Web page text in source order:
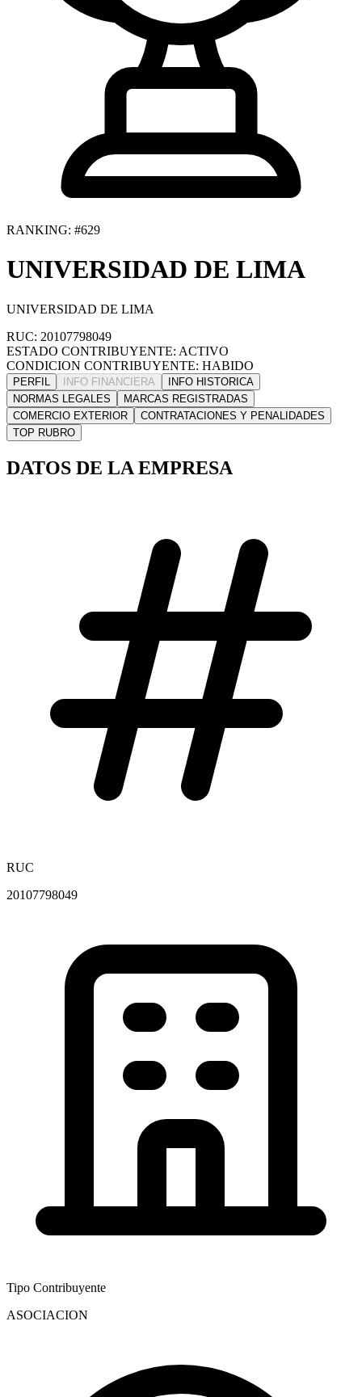
RANKING: #629
UNIVERSIDAD DE LIMA
UNIVERSIDAD DE LIMA
RUC: 20107798049
ESTADO CONTRIBUYENTE: ACTIVO
CONDICION CONTRIBUYENTE: HABIDO
PERFIL INFO FINANCIERA
INFO HISTORICA
NORMAS LEGALES
MARCAS REGISTRADAS
COMERCIO EXTERIOR
CONTRATACIONES Y PENALIDADES
TOP RUBRO
DATOS DE LA EMPRESA
RUC
20107798049
Tipo Contribuyente
ASOCIACION